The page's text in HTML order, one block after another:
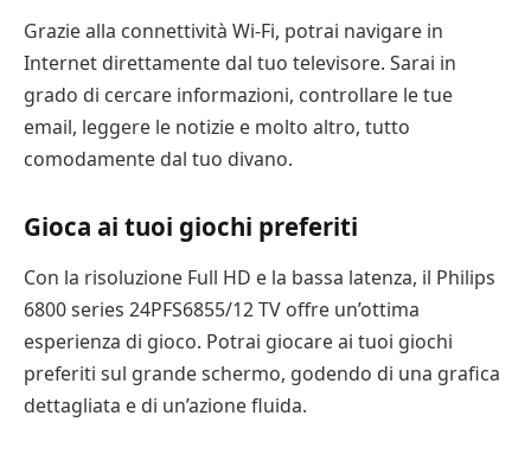
Grazie alla connettività Wi-Fi, potrai navigare in
Internet direttamente dal tuo televisore. Sarai in
grado di cercare informazioni, controllare le tue
email, leggere le notizie e molto altro, tutto
comodamente dal tuo divano.
Gioca ai tuoi giochi preferiti
Con la risoluzione Full HD e la bassa latenza, il Philips
6800 series 24PFS6855/12 TV offre un’ottima
esperienza di gioco. Potrai giocare ai tuoi giochi
preferiti sul grande schermo, godendo di una grafica
dettagliata e di un’azione fluida.